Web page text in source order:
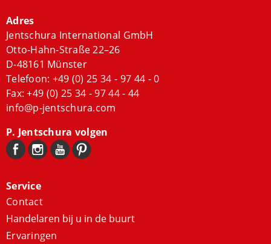
Adres
Jentschura International GmbH
Otto-Hahn-Straße 22–26
D-48161 Münster
Telefoon: +49 (0) 25 34 - 97 44 - 0
Fax: +49 (0) 25 34 - 97 44 - 44
info@p-jentschura.com
P. Jentschura volgen
Service
Contact
Handelaren bij u in de buurt
Ervaringen